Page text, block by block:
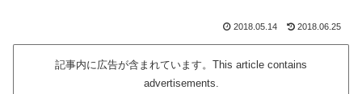
2018.05.14 2018.06.25
記事内に広告が含まれています。This article contains
advertisements.